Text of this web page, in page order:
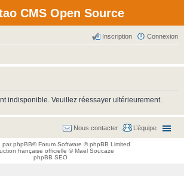
CMS Open Source
Connexion
Inscription
indisponible. Veuillez réessayer ultérieurement.
L’équipe
Nous contacter
parphpBB® Forum Software © phpBB Limited
française officielle ©Maël Soucaze
phpBB SEO